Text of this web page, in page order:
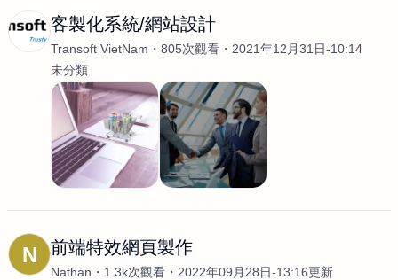
客製化系統/網站設計
Transoft VietNam 805次觀看
2021年12月31日-10:14
未分類
N 前端特效網頁製作
Nathan 1.3k次觀看
2022年09月28日-13:16更新